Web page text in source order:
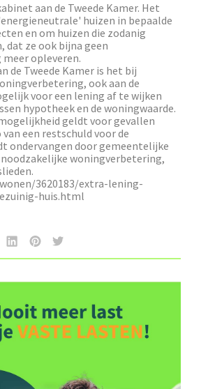
aan de Tweede Kamer. Het
huizen in bepaalde
en om huizen die zodanig
dat ze ook bijna geen
opleveren.
de Tweede Kamer is het bij
ook aan de
voor een lening af te wijken
hypotheek en de woningwaarde.
geldt voor gevallen
een restschuld voor de
ondervangen door gemeentelijke
woningverbetering,
3620183/extra-lening-
huis.html